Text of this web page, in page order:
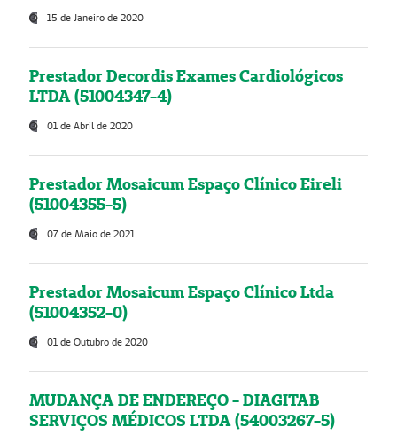
15 de Janeiro de 2020
Prestador Decordis Exames Cardiológicos
LTDA (51004347-4)
01 de Abril de 2020
Prestador Mosaicum Espaço Clínico Eireli
(51004355-5)
07 de Maio de 2021
Prestador Mosaicum Espaço Clínico Ltda
(51004352-0)
01 de Outubro de 2020
MUDANÇA DE ENDEREÇO - DIAGITAB
SERVIÇOS MÉDICOS LTDA (54003267-5)